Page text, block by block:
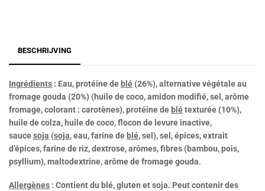
BESCHRIJVING
Ingrédients : Eau, protéine de blé (26%), alternative végétale au
fromage gouda (20%) (huile de coco, amidon modifié, sel, arôme
fromage, colorant : carotènes), protéine de blétexturée (10%),
huile de colza, huile de coco, flocon de levure inactive,
saucesoja (soja, eau, farine de blé, sel), sel, épices, extrait
d’épices, farine de riz, dextrose, arômes, fibres (bambou, pois,
psyllium), maltodextrine, arôme de fromage gouda.
Allergènes : Contient du blé, gluten et soja. Peut contenir des